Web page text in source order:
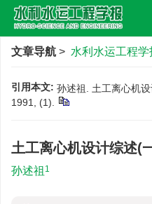
文章导航 > 水利水运工程学
引用本文: 孙述祖. 土工离心机
1991, (1).
土工离心机设计综述(
孙述祖 1